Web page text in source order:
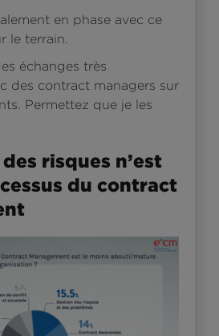
en phase avec ce
le terrain.
échanges très
des contract managers sur
Permettez que je les
risques n’est
du contract